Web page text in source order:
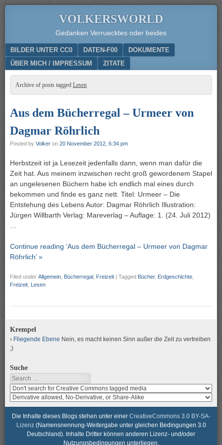
VOLKERSWORLD
Gedanken Verruecktes oder beides
Menu
SKIP TO CONTENT
BILDER UNTER CC0 DATEN-F00
DOKUMENTE
ÜBER MICH / IMPRESSUM
ZITATE
Archive of posts tagged Lesen
Aus dem Bücherregal – Urmeer von
Dagmar Röhrlich
Posted by Volker on 20 November 2012, 6:34 pm
Herbstzeit ist ja Lesezeit jedenfalls dann, wenn man dafür die
Zeit hat. Aus meinem inzwischen recht groß gewordenem Stapel
an ungelesenen Büchern habe ich endlich mal eines durch
bekommen und finde es ganz nett. Titel: Urmeer – Die
Entstehung des Lebens Autor: Dagmar Röhrlich Illustration:
Jürgen Willbarth Verlag: Mareverlag – Auflage: 1. (24. Juli 2012)
Continue reading ‘Aus dem Bücherregal – Urmeer von Dagmar
Röhrlich’ »
Filed under Allgemein Bücherregal Freizeit | Tagged Bücher, Erdgeschichte
Freizeit Lesen
Krempel
Fliegende Ebene Nein, es macht keinen Sinn außer die Zeit zu vertreiben
;)
Suche
Search
Search
media
for
usage
rights
search
media
for
modification
Die Inhalte dieses Blogs stehen unter einer CreativeCommons 3.0 BY-SA-
Lizenz(Namensnennung-Weitergabe unter gleichen Bedingungen 3.0
Deutschland). Inhalte Dritter können anderen Lizenz- und/oder
Nutzungsbedingungen unterliegen.